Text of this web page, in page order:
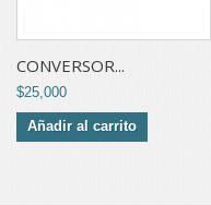
CONVERSOR...
$25,000
Añadir al carrito